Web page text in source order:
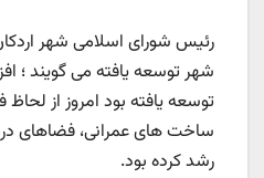
رئیس شورای اسلامی شهر اردکان
شهر توسعه یافته می گویند ؛
توسعه یافته بود امروز از
ساخت های عمرانی، فضاهای
رشد کرده بود.